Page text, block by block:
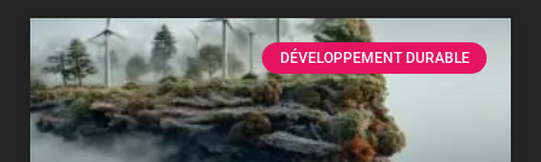
DÉVELOPPEMENT DURABLE